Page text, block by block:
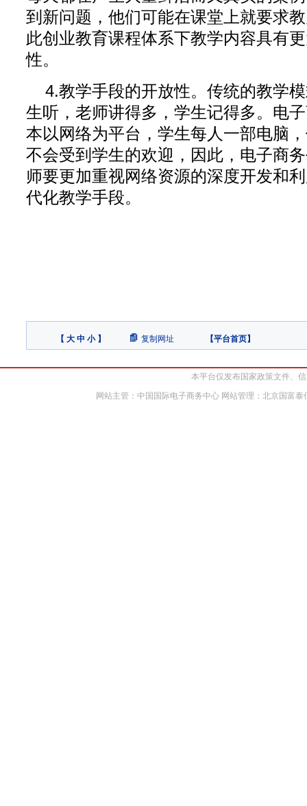
到新问题，他们可能在课堂上就要求
此创业教育课程体系下教学内容具有
性。
4.教学手段的开放性。传统的教学
生听，老师讲得多，学生记得多。电
本以网络为平台，学生每人一部电脑
不会受到学生的欢迎，因此，电子商
师要更加重视网络资源的深度开发和
代化教学手段。
【 大 中 小】 复制网址 【平台首页】
本平台仅发布国家政策文件、
网站主管：中国国际电子商务中心 网站管理：北京国富